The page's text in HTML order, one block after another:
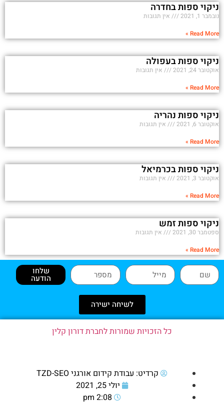
ניקוי ספות בחדרה
נובמבר 1, 2021
אין תגובות
Read More »
ניקוי ספות בעפולה
אוקטובר 24, 2021
אין תגובות
Read More »
ניקוי ספות נהריה
אוקטובר 6, 2021
אין תגובות
Read More »
ניקוי ספות בכרמיאל
אוקטובר 3, 2021
אין תגובות
Read More »
ניקוי ספות זמש
ספטמבר 30, 2021
אין תגובות
Read More »
שלחו
הודעה
לשיחה ישירה
כל הזכויות שמורות לחברת דורון קלין
קרדיט: עבודת קידום אורגני TZD-SEO
יולי 25, 2021
2:08 pm